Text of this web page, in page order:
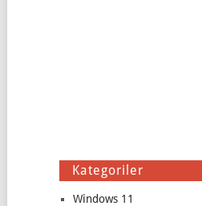
Kategoriler
Windows 11